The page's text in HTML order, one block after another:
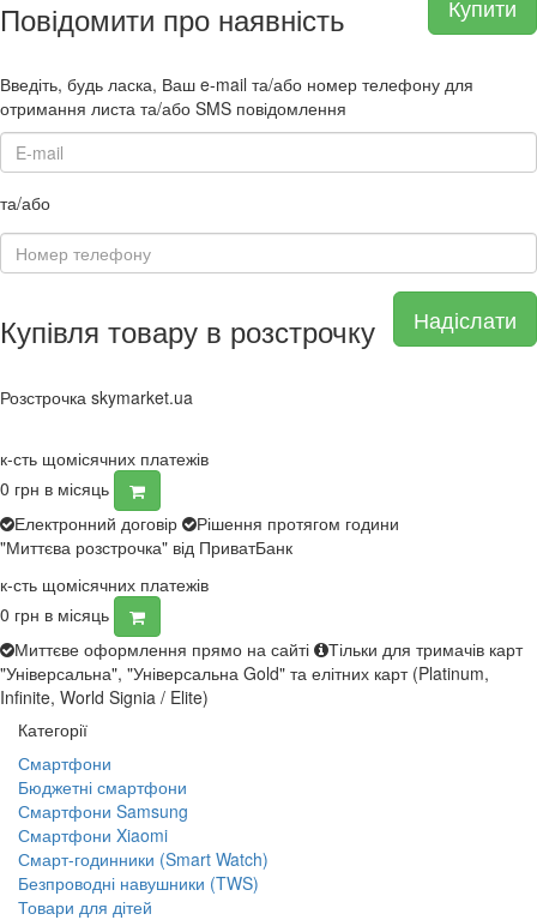
Купити
Повідомити про наявність
Введіть, будь ласка, Ваш e-mail та/або номер телефону для
отримання листа та/або SMS повідомлення
та/або
Надіслати
Купівля товару в розстрочку
Розстрочка skymarket.ua
к-сть щомісячних платежів
0 грн в місяць
Електронний договір
Рішення протягом години
"Миттєва розстрочка" від ПриватБанк
к-сть щомісячних платежів
0 грн в місяць
Миттєве оформлення прямо на сайті
Тільки для тримачів карт
"Універсальна", "Універсальна Gold" та елітних карт (Platinum,
Infinite, World Signia / Elite)
Категорії
Смартфони
Бюджетні смартфони
Смартфони Samsung
Смартфони Xiaomi
Смарт-годинники (Smart Watch)
Безпроводні навушники (TWS)
Товари для дітей